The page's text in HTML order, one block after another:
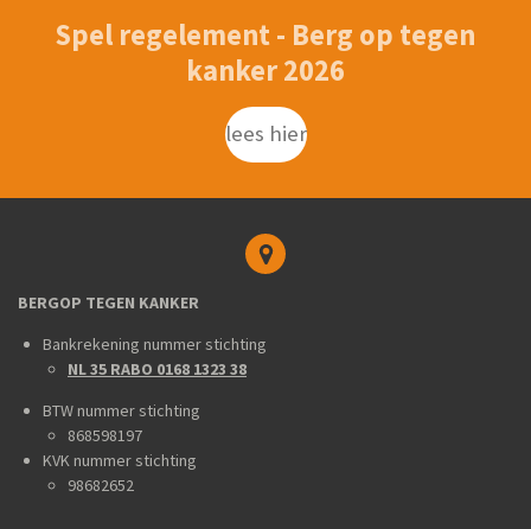
Spel regelement - Berg op tegen
kanker 2026
lees hier
BERGOP TEGEN KANKER
Bankrekening nummer stichting
NL 35 RABO 0168 1323 38
BTW nummer stichting
868598197
KVK nummer stichting
98682652